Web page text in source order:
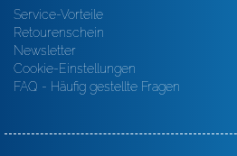
Service-Vorteile
Retourenschein
Newsletter
Cookie-Einstellungen
FAQ - Häufig gestellte Fragen